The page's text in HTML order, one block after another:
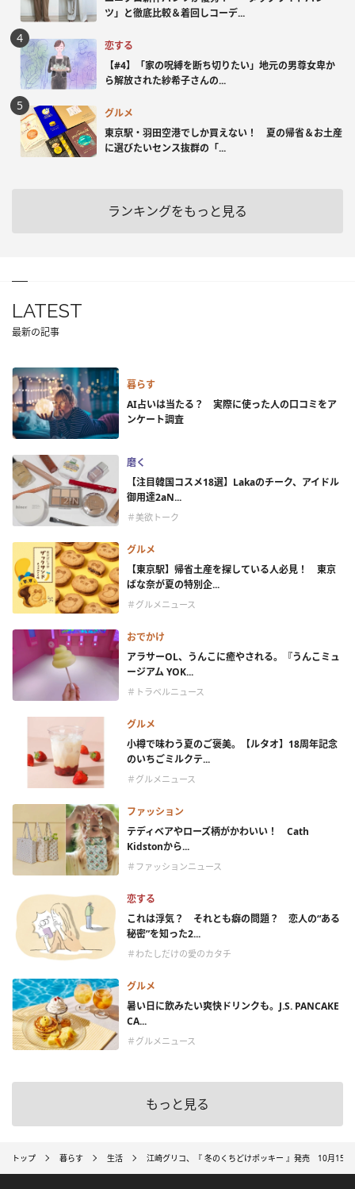
ツ」と徹底比較＆着回しコーデ...
恋する
【#4】「家の呪縛を断ち切りたい」地元の男尊女卑か
ら解放された紗希子さんの...
グルメ
東京駅・羽田空港でしか買えない！ 夏の帰省＆お土産
に選びたいセンス抜群の「...
ランキングをもっと見る
LATEST
最新の記事
暮らす
AI占いは当たる？ 実際に使った人の口コミをア
ンケート調査
磨く
【注目韓国コスメ18選】Lakaのチーク、アイドル
御用達2aN...
＃美欲トーク
グルメ
【東京駅】帰省土産を探している人必見！ 東京
ばな奈が夏の特別企...
＃グルメニュース
おでかけ
アラサーOL、うんこに癒やされる。『うんこミュ
ージアム YOK...
＃トラベルニュース
グルメ
小樽で味わう夏のご褒美。【ルタオ】18周年記念
のいちごミルクテ...
＃グルメニュース
ファッション
テディベアやローズ柄がかわいい！ Cath
Kidstonから...
＃ファッションニュース
恋する
これは浮気？ それとも癖の問題？ 恋人の“ある
秘密”を知った2...
＃わたしだけの愛のカタチ
グルメ
暑い日に飲みたい爽快ドリンクも。J.S. PANCAKE
CA...
＃グルメニュース
もっと見る
トップ 暮らす 生活 江崎グリコ、『 冬のくちどけポッキー 』発売 10月15日